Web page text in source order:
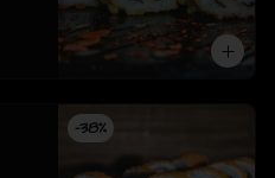
-38%